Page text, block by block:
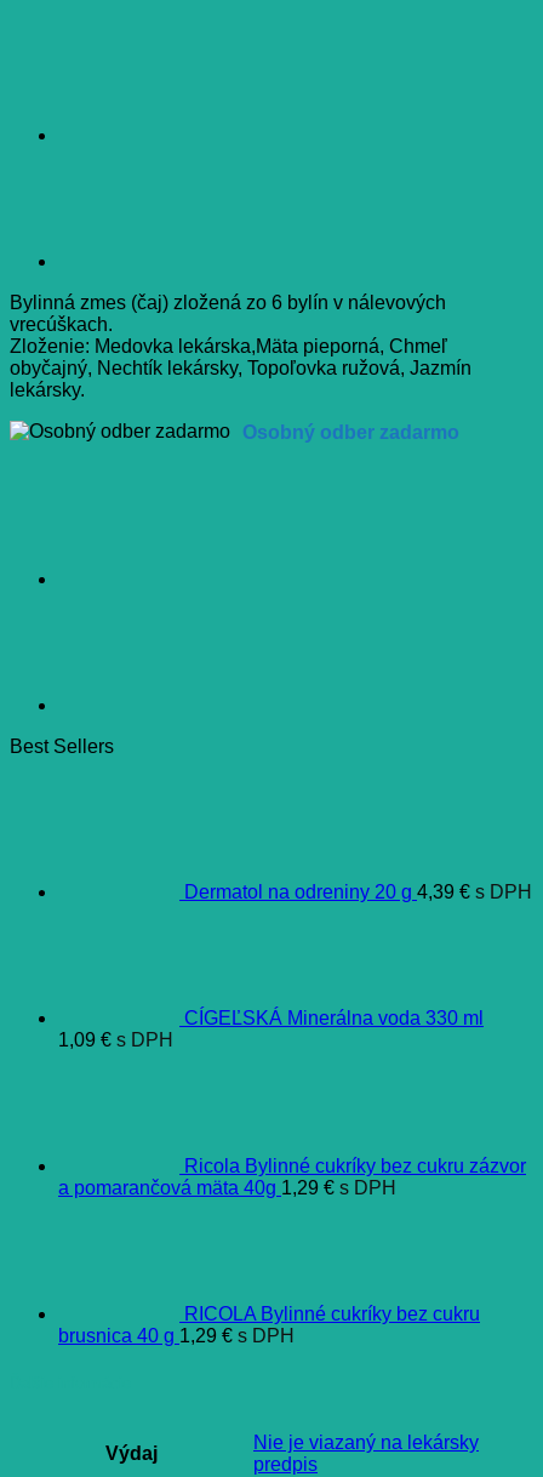
Bylinná zmes (čaj) zložená zo 6 bylín v nálevových
vrecúškach.
Zloženie: Medovka lekárska,Mäta pieporná, Chmeľ
obyčajný, Nechtík lekársky, Topoľovka ružová, Jazmín
lekársky.
Osobný odber zadarmo
Best Sellers
Dermatol na odreniny 20 g 4,39 € s DPH
CÍGEĽSKÁ Minerálna voda 330 ml
1,09 € s DPH
Ricola Bylinné cukríky bez cukru zázvor
a pomarančová mäta 40g 1,29 € s DPH
RICOLA Bylinné cukríky bez cukru
brusnica 40 g 1,29 € s DPH
Výdaj
Nie je viazaný na lekársky
predpis